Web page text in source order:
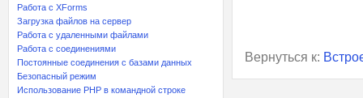
Работа с XForms
Загрузка файлов на сервер
Работа с удаленными файлами
Работа с соединениями
Постоянные соединения с базами данных
Безопасный режим
Использование PHP в командной строке
Вернуться к: